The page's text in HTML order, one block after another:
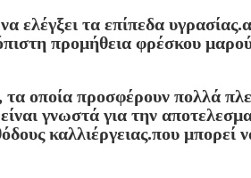
ελέγξει τα επίπεδα
προμήθεια φρέσκου
τα οποία προσφέρουν πολλά
γνωστά για την
καλλιέργειας.που μπορεί